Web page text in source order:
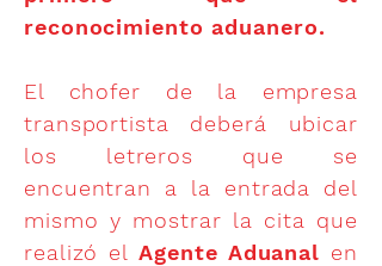
reconocimiento aduanero.
El chofer de la empresa
transportista deberá ubicar
los letreros que se
encuentran a la entrada del
mismo y mostrar la cita que
realizó elAgente Aduanal en